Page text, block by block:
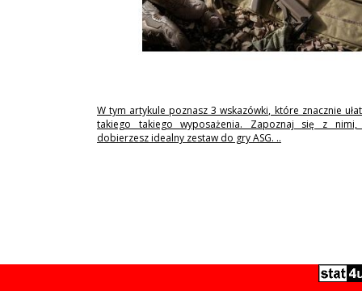
W tym artykule poznasz 3 wskazówki, które znacznie
takiego takiego wyposażenia. Zapoznaj się z
dobierzesz idealny zestaw do gry ASG. ..